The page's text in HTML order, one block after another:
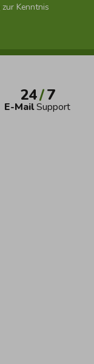
zur Kenntnis
24/7
E-MailSupport